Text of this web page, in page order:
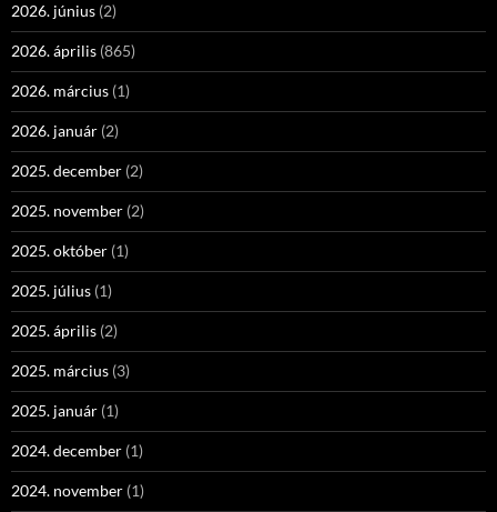
2026. június (2)
2026. április (865)
2026. március (1)
2026. január (2)
2025. december (2)
2025. november (2)
2025. október (1)
2025. július (1)
2025. április (2)
2025. március (3)
2025. január (1)
2024. december (1)
2024. november (1)